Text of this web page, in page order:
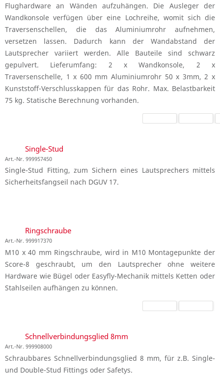
Flughardware an Wänden aufzuhängen. Die Ausleger der
Wandkonsole verfügen über eine Lochreihe, womit sich die
Traversenschellen, die das Aluminiumrohr aufnehmen,
versetzen lassen. Dadurch kann der Wandabstand der
Lautsprecher variiert werden. Alle Bauteile sind schwarz
gepulvert. Lieferumfang: 2 x Wandkonsole, 2 x
Traversenschelle, 1 x 600 mm Aluminiumrohr 50 x 3mm, 2 x
Kunststoff-Verschlusskappen für das Rohr. Max. Belastbarkeit
75 kg. Statische Berechnung vorhanden.
Single-Stud
Art.-Nr. 999957450
Single-Stud Fitting, zum Sichern eines Lautsprechers mittels
Sicherheitsfangseil nach DGUV 17.
Ringschraube
Art.-Nr. 999917370
M10 x 40 mm Ringschraube, wird in M10 Montagepunkte der
Score-8 geschraubt, um den Lautsprecher ohne weitere
Hardware wie Bügel oder Easyfly-Mechanik mittels Ketten oder
Stahlseilen aufhängen zu können.
Schnellverbindungsglied 8mm
Art.-Nr. 999908000
Schraubbares Schnellverbindungsglied 8 mm, für z.B. Single-
und Double-Stud Fittings oder Safetys.